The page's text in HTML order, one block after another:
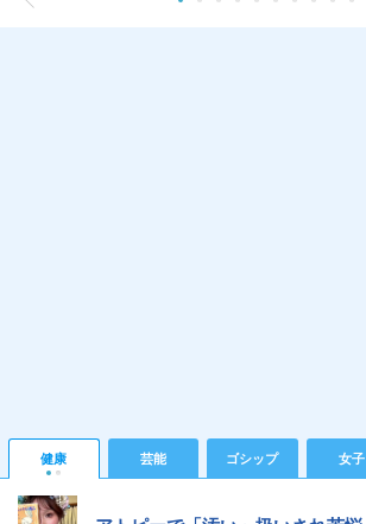
健康 芸能 ゴシップ 女子